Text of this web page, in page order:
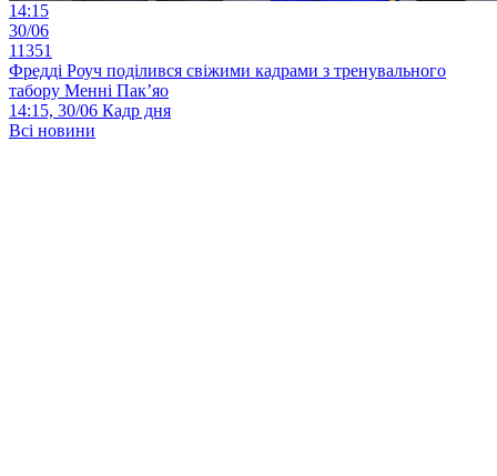
14:15
30/06
11351
Фредді Роуч поділився свіжими кадрами з тренувального
табору Менні Пак’яо
14:15, 30/06 Кадр дня
Всі новини